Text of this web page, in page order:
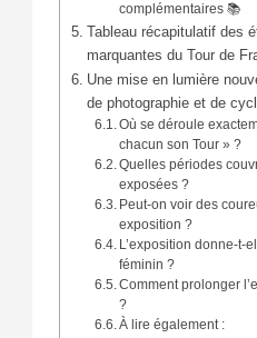
complémentaires 📚
Tableau récapitulatif des
marquantes du Tour de
Une mise en lumière
de photographie et de
Où se déroule
chacun son Tour » ?
Quelles périodes
exposées ?
Peut-on voir des
exposition ?
L’exposition donne-t-
féminin ?
Comment prolonger
?
À lire également :